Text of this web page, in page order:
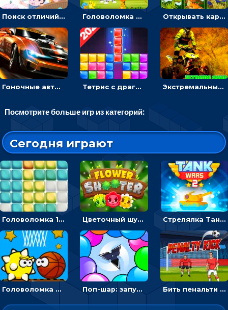
Поиск отличий на картинках с детьми - головоломка Головоломка Звери-малыши: открывай карточки по очереди, чтобы найти одинаковые Открывать картинки с динозаврами и складывать в пары по памяти - головоломка
Гоночные авто в пазлах: разбей картинку и собери снова Тетрис с драгоценными камнями: расставляй блоки, чтобы получить линию - головоломка Экстремальные пазлы с квадроциклами: собирать крутые тачки
Посмотрите больше игр из категорий:
Сегодня играют
Головоломка 10х10 Цветочный шутер: стрелять пчелками по цветам Стрелялка Танковые войны: бить по танку врага, чтобы уничтожить зло
Головоломка Невероятный баскетбол: проложить путь и отправить мяч в корзину Поп-шар: запускать колючку, чтобы лопать воздушные шарики Бить пенальти по воротам или мишеням - спортивная аркада